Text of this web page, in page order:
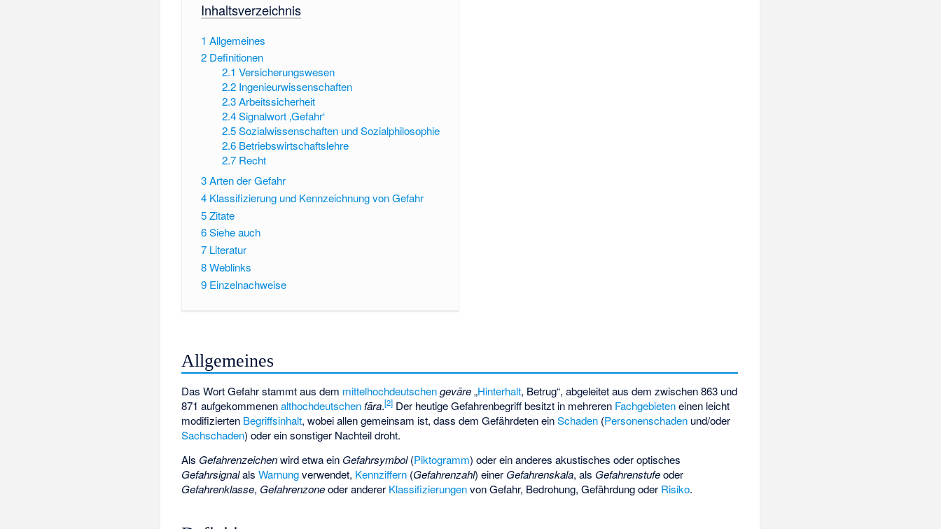
Inhaltsverzeichnis
1 Allgemeines
2 Definitionen
2.1 Versicherungswesen
2.2 Ingenieurwissenschaften
2.3 Arbeitssicherheit
2.4 Signalwort ‚Gefahr‘
2.5 Sozialwissenschaften und Sozialphilosophie
2.6 Betriebswirtschaftslehre
2.7 Recht
3Arten der Gefahr
4 Klassifizierung und Kennzeichnung von Gefahr
5Zitate
6Siehe auch
7 Literatur
8Weblinks
9 Einzelnachweise
Allgemeines
Das Wort Gefahr stammt aus dem mittelhochdeutschen gevāre„Hinterhalt, Betrug“, abgeleitet aus dem zwischen 863 und
871 aufgekommenenalthochdeutschen fāra.[2] Der heutige Gefahrenbegriff besitzt in mehreren Fachgebieteneinen leicht
modifizierten Begriffsinhalt, wobei allen gemeinsam ist, dass dem Gefährdeten einSchaden (Personenschaden und/oder
Sachschaden) oder ein sonstiger Nachteil droht.
Als Gefahrenzeichenwird etwa ein Gefahrsymbol(Piktogramm) oder ein anderes akustisches oder optisches
GefahrsignalalsWarnungverwendet, Kennziffern (Gefahrenzahl) einer Gefahrenskala, als Gefahrenstufeoder
Gefahrenklasse, Gefahrenzoneoder anderer Klassifizierungenvon Gefahr, Bedrohung, Gefährdung oder Risiko.